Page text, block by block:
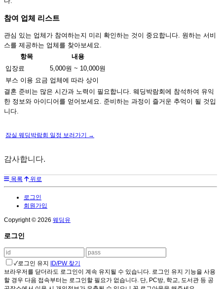
참여 업체 리스트
관심 있는 업체가 참여하는지 미리 확인하는 것이 중요합니다. 원하는 서비
스를 제공하는 업체를 찾아보세요.
항목
내용
입장료
5,000원 ~ 10,000원
부스 이용 요금 업체에 따라 상이
결혼 준비는 많은 시간과 노력이 필요합니다. 웨딩박람회에 참석하여 유익
한 정보와 아이디어를 얻어보세요. 준비하는 과정이 즐거운 추억이 될 것입
니다.
잠실 웨딩박람회 일정 보러가기 →
감사합니다.
목록 위로
로그인
회원가입
Copyright © 2026 웨딩유
로그인
✓로그인 유지
ID/PW 찾기
브라우저를 닫더라도 로그인이 계속 유지될 수 있습니다. 로그인 유지 기능을 사용
할 경우 다음 접속부터는 로그인할 필요가 없습니다. 단, PC방, 학교, 도서관 등 공